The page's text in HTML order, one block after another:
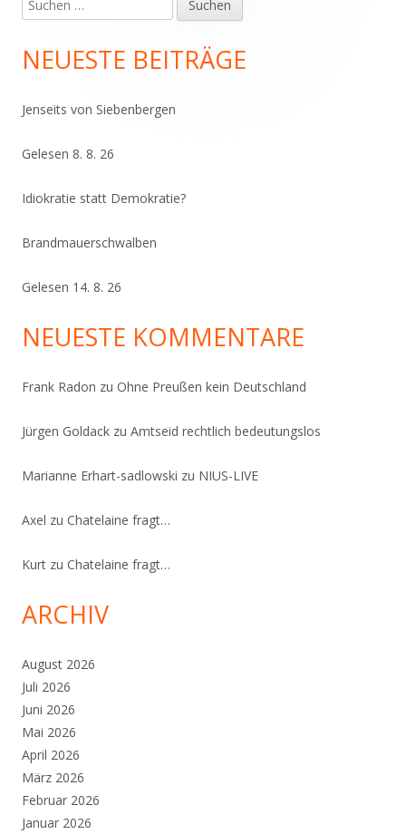
Haupt-
Seitenleiste
nach:
NEUESTE BEITRÄGE
Jenseits von Siebenbergen
Gelesen 8. 8. 26
Idiokratie statt Demokratie?
Brandmauerschwalben
Gelesen 14. 8. 26
NEUESTE KOMMENTARE
Frank Radon zu Ohne Preußen kein Deutschland
Jürgen Goldack zu Amtseid rechtlich bedeutungslos
Marianne Erhart-sadlowski zu NIUS-LIVE
Axel zu Chatelaine fragt…
Kurt zu Chatelaine fragt…
ARCHIV
August 2026
Juli 2026
Juni 2026
Mai 2026
April 2026
März 2026
Februar 2026
Januar 2026